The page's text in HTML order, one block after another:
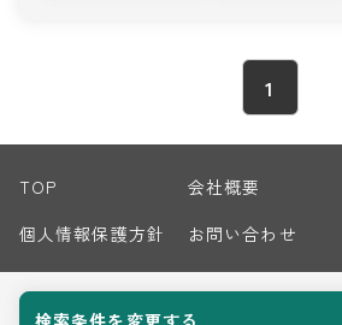
検索条件を変更する
1
TOP
会社概要
個人情報保護方針
お問い合わせ